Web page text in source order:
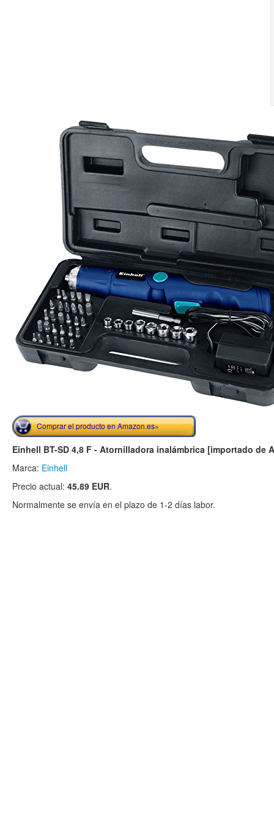
Comprar el producto en Amazon.es»
Einhell BT-SD 4,8 F - Atornilladora inalámbrica [importado de
Marca: Einhell
Precio actual: 45.89 EUR.
Normalmente se envía en el plazo de 1-2 días labor.